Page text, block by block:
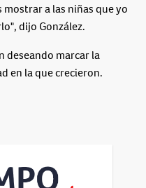
a las niñas que yo
dijo González.
deseando marcar la
en la que crecieron.